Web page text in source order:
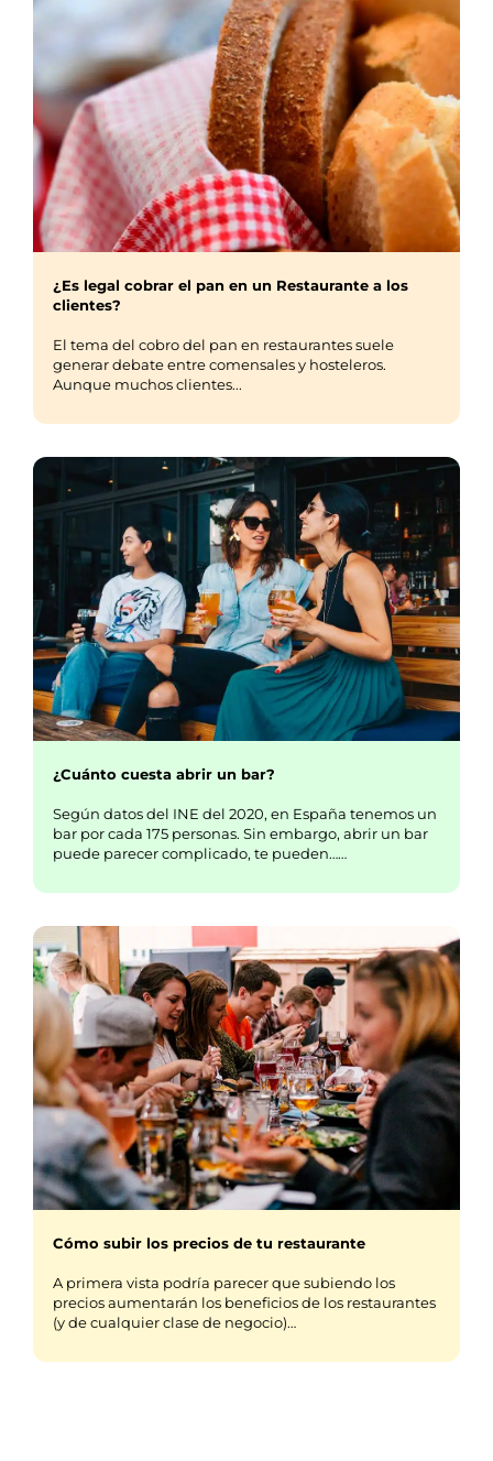
¿Es legal cobrar el pan en un Restaurante a los
clientes?
El tema del cobro del pan en restaurantes suele
generar debate entre comensales y hosteleros.
Aunque muchos clientes...
¿Cuánto cuesta abrir un bar?
Según datos del INE del 2020, en España tenemos un
bar por cada 175 personas. Sin embargo, abrir un bar
puede parecer complicado, te pueden……
Cómo subir los precios de tu restaurante
A primera vista podría parecer que subiendo los
precios aumentarán los beneficios de los restaurantes
(y de cualquier clase de negocio)…